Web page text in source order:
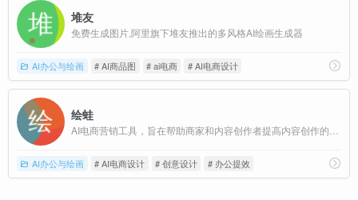
堆友
免费生成图片,阿里旗下堆友推出的多风格AI绘画生成器
AI办公与绘画 # AI商品图 # ai电商 # AI电商设计
绘蛙
AI办公与绘画 # AI电商设计 # 创意设计 # 办公提效